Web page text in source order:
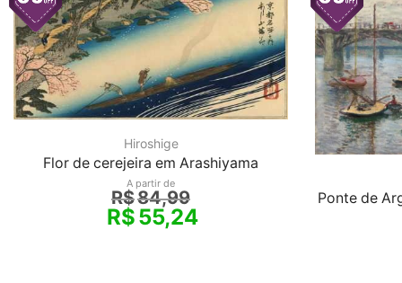
Hiroshige
Flor de cerejeira em Arashiyama
A partir de
R$84,99
R$55,24
Ponte de